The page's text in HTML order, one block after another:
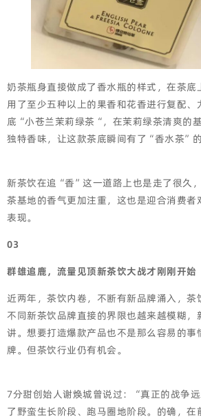
奶茶瓶身直接做成了香水瓶的样式，在茶底
用了至少五种以上的果香和花香进行复配、
底“小苍兰茉莉绿茶“，在茉莉绿茶清爽的
独特香味，让这款茶底瞬间有了“香水茶”的
新茶饮在追“香”这一道路上也是走了很久
茶基地的香气更加注重，这也是迎合消费者
表现。
03
群雄追鹿，流量见顶新茶饮大战才刚刚开始
近两年，茶饮内卷，不断有新品牌涌入，茶
不同新茶饮品牌直接的界限也越来越模糊，
讲。想要打造爆款产品也不是那么容易的事
牌。但茶饮行业仍有机会。
7分甜创始人谢焕城曾说过：“真正的战争
了野蛮生长阶段、跑马圈地阶段。的确，在